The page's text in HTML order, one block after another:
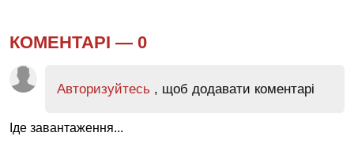
КОМЕНТАРІ — 0
Авторизуйтесь , щоб додавати коментарі
Іде завантаження...